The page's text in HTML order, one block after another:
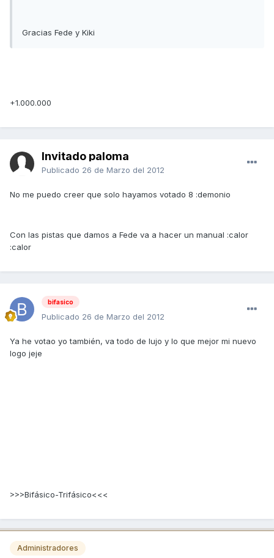
Gracias Fede y Kiki
+1.000.000
Invitado paloma
Publicado 26 de Marzo del 2012
No me puedo creer que solo hayamos votado 8 :demonio
Con las pistas que damos a Fede va a hacer un manual :calor
:calor
bifasico
Publicado 26 de Marzo del 2012
Ya he votao yo también, va todo de lujo y lo que mejor mi nuevo
logo jeje
>>>Bifásico-Trifásico<<<
Administradores